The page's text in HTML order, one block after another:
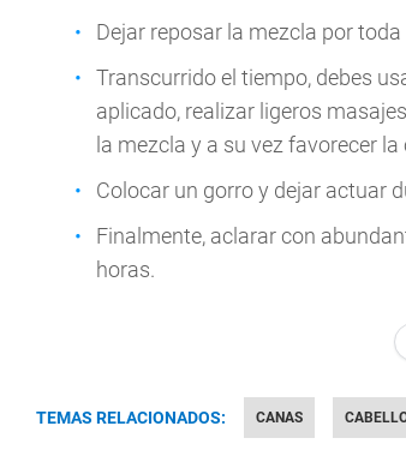
Dejar reposar la mezcla por
Transcurrido el tiempo, debes
aplicado, realizar ligeros
la mezcla y a su vez favorecer
Colocar un gorro y dejar actuar
Finalmente, aclarar con
horas.
TEMAS RELACIONADOS: CANAS